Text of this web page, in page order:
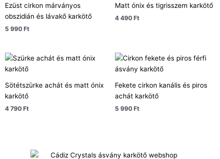
Ezüst cirkon márványos
obszidián és lávakő karkötő
5 990 Ft
Matt ónix és tigrisszem karkötő
4 490 Ft
Sötétszürke achát és matt ónix
karkötő
4 790 Ft
Fekete cirkon kanális és piros
achát karkötő
5 990 Ft